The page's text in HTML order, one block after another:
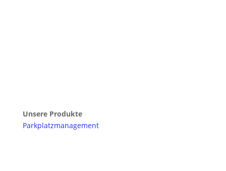
Unsere Produkte
Parkplatzmanagement